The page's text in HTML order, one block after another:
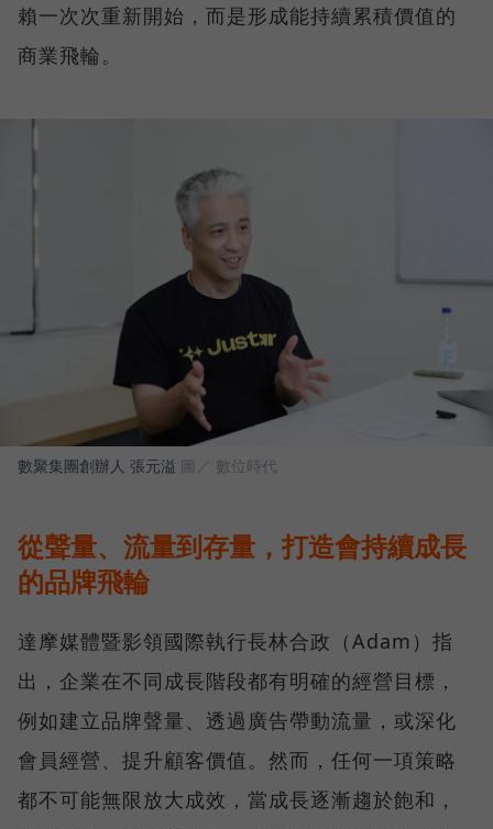
賴一次次重新開始，而是形成能持續累積價值的
商業飛輪。
數聚集團創辦人 張元溢 圖／ 數位時代
從聲量、流量到存量，打造會持續成長
的品牌飛輪
達摩媒體暨影領國際執行長林合政（Adam）指
出，企業在不同成長階段都有明確的經營目標，
例如建立品牌聲量、透過廣告帶動流量，或深化
會員經營、提升顧客價值。然而，任何一項策略
都不可能無限放大成效，當成長逐漸趨於飽和，